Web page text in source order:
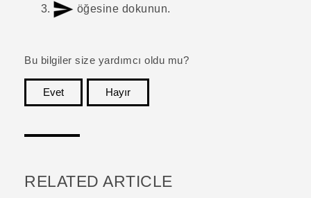
öğesine dokunun.
Bu bilgiler size yardımcı oldu mu?
Evet
Hayır
RELATED ARTICLE